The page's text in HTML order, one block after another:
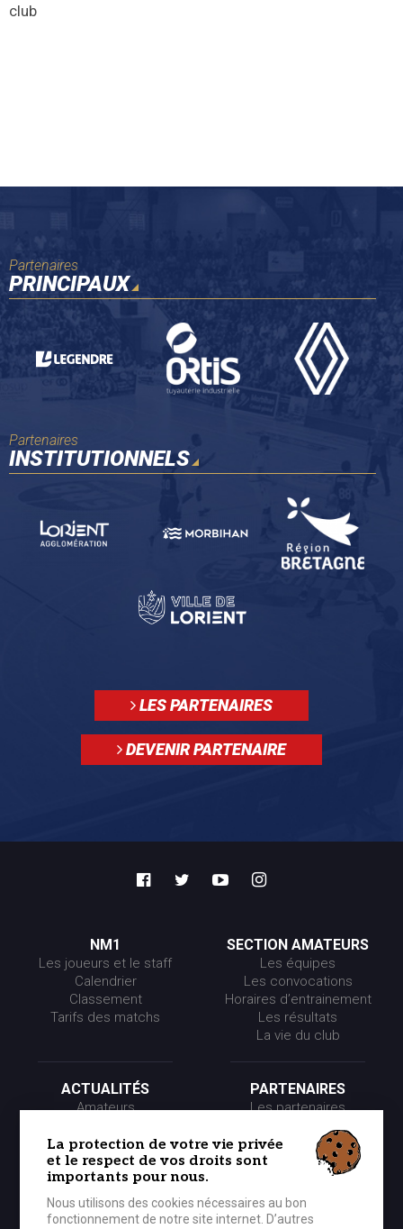
club
Partenaires
PRINCIPAUX
Partenaires
INSTITUTIONNELS
LES PARTENAIRES
DEVENIR PARTENAIRE
NM1
Les joueurs et le staff
Calendrier
Classement
Tarifs des matchs
SECTION AMATEURS
Les équipes
Les convocations
Horaires d’entrainement
Les résultats
La vie du club
ACTUALITÉS
Amateurs
Presse
Partenaires
PARTENAIRES
Les partenaires
Les offres partenaires
LE CLUB MÉDIA
La protection de votre vie privée
et le respect de vos droits sont
importants pour nous.
Nous utilisons des cookies nécessaires au bon
fonctionnement de notre site internet. D’autres